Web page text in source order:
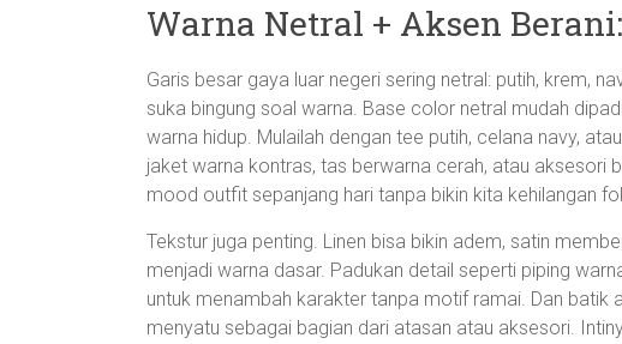
Warna Netral + Aksen
Garis besar gaya luar negeri sering netral: putih, krem,
suka bingung soal warna. Base color netral mudah
warna hidup. Mulailah dengan tee putih, celana navy,
jaket warna kontras, tas berwarna cerah, atau aksesori
mood outfit sepanjang hari tanpa bikin kita kehilangan
Tekstur juga penting. Linen bisa bikin adem, satin
menjadi warna dasar. Padukan detail seperti piping
untuk menambah karakter tanpa motif ramai. Dan
menyatu sebagai bagian dari atasan atau aksesori.